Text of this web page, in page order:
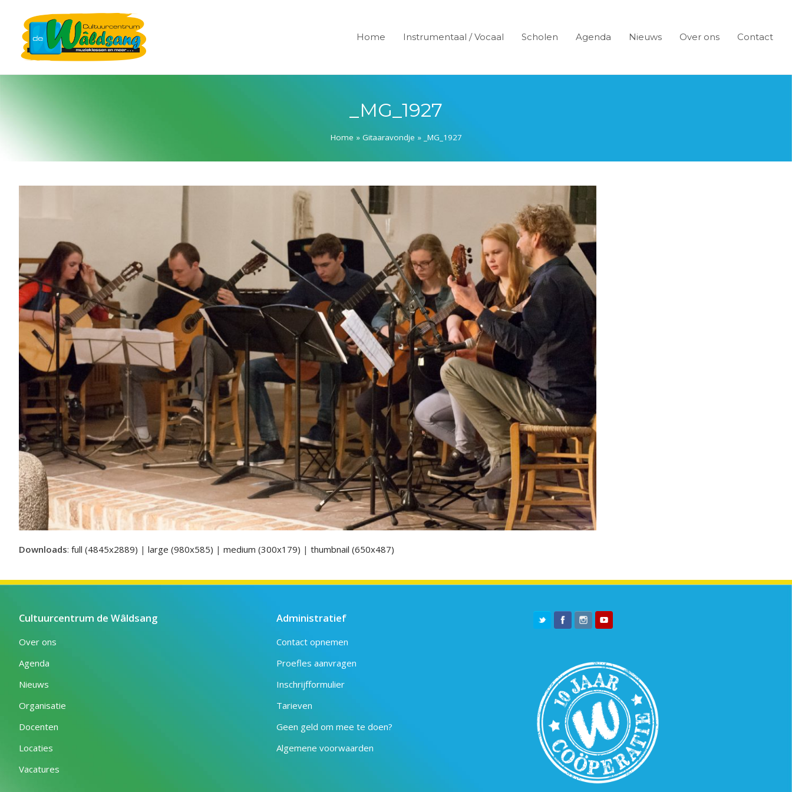
Home Instrumentaal / Vocaal Scholen Agenda Nieuws Over ons Contact
_MG_1927
Home » Gitaaravondje » _MG_1927
Downloads: full (4845x2889) | large (980x585) | medium (300x179) | thumbnail (650x487)
Cultuurcentrum de Wâldsang
Over ons
Agenda
Nieuws
Organisatie
Docenten
Locaties
Vacatures
Administratief
Contact opnemen
Proefles aanvragen
Inschrijfformulier
Tarieven
Geen geld om mee te doen?
Algemene voorwaarden